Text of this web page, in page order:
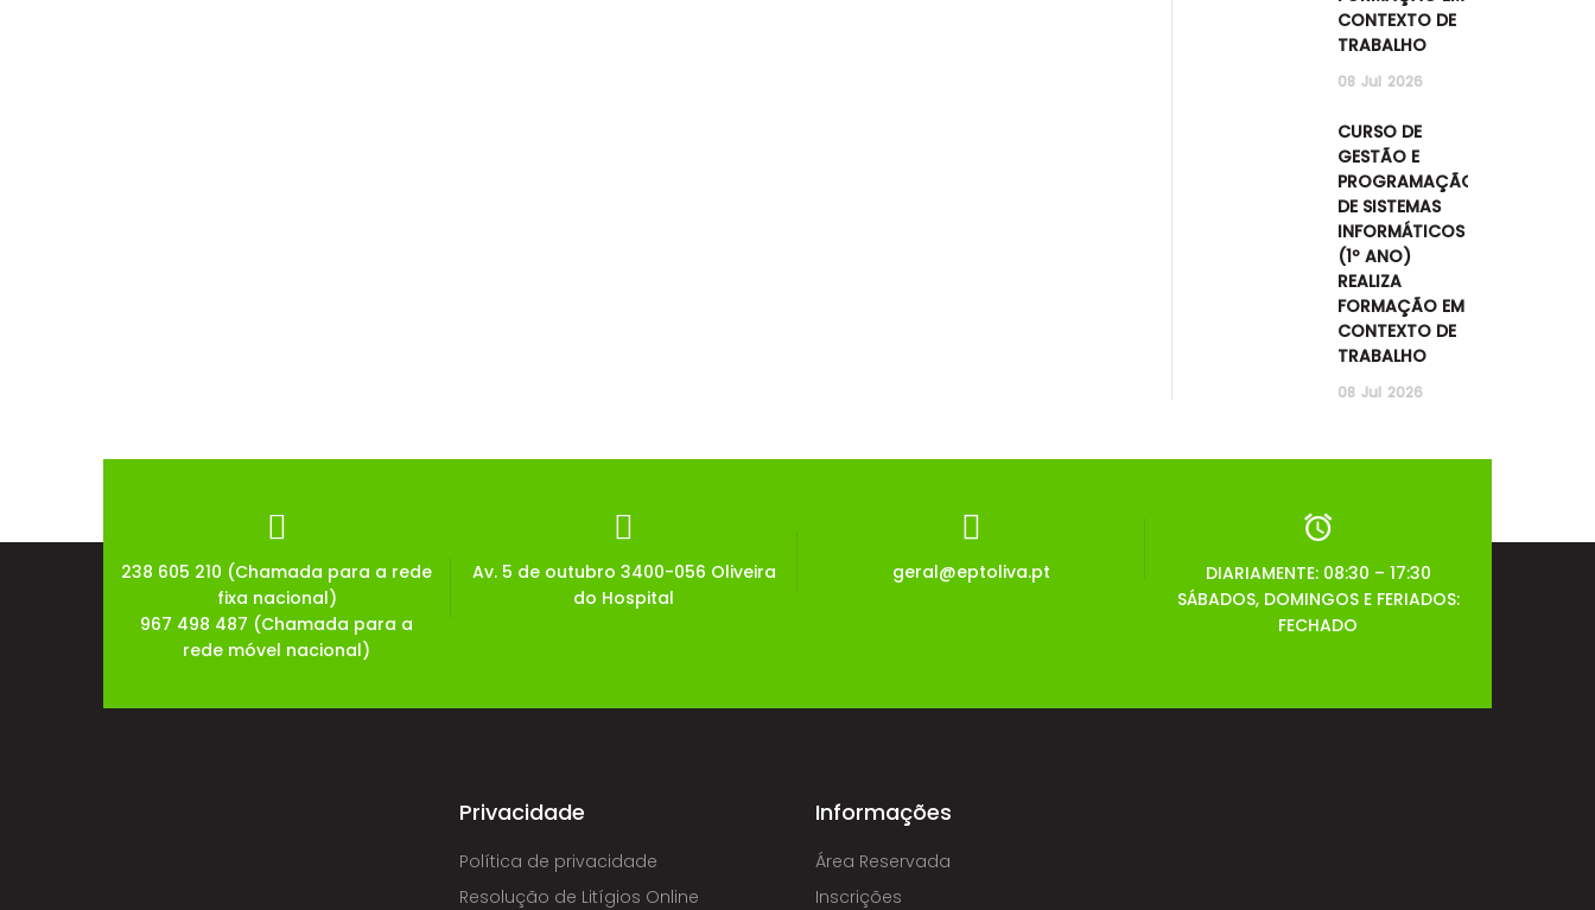
CONTEXTO DE
TRABALHO
08 Jul 2026
CURSO DE
GESTÃO E
PROGRAMAÇÃO
DE SISTEMAS
INFORMÁTICOS
(1º ANO)
REALIZA
FORMAÇÃO EM
CONTEXTO DE
TRABALHO
08 Jul 2026
238 605 210 (Chamada para a rede
fixa nacional)
967 498 487 (Chamada para a
rede móvel nacional)
Av. 5 de outubro 3400-056 Oliveira
do Hospital
geral@eptoliva.pt
DIARIAMENTE: 08:30 – 17:30
SÁBADOS, DOMINGOS E FERIADOS:
FECHADO
Privacidade
Política de privacidade
Resolução de Litígios Online
Informações
Área Reservada
Inscrições